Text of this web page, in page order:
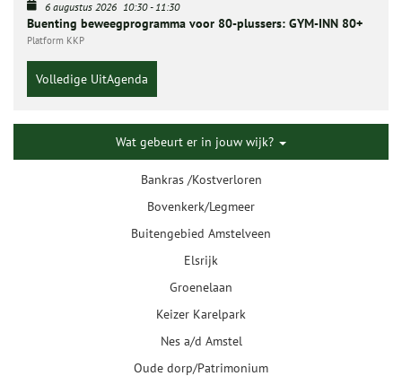
6 augustus 2026 10:30-11:30
Buenting beweegprogramma voor 80-plussers: GYM-INN 80+
Platform KKP
Volledige UitAgenda
Wat gebeurt er in jouw wijk?
Bankras /Kostverloren
Bovenkerk/Legmeer
Buitengebied Amstelveen
Elsrijk
Groenelaan
Keizer Karelpark
Nes a/d Amstel
Oude dorp/Patrimonium